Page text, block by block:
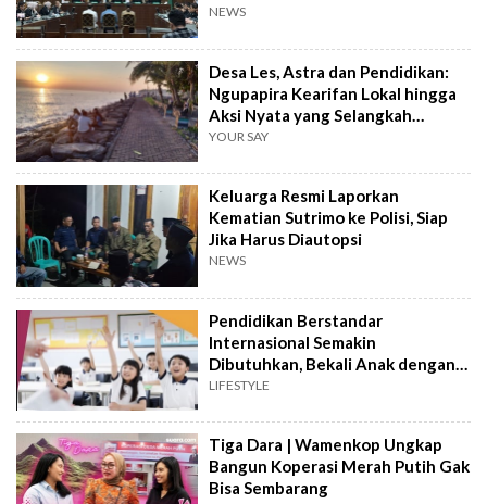
NEWS
Desa Les, Astra dan Pendidikan:
Ngupapira Kearifan Lokal hingga
Aksi Nyata yang Selangkah
Mendahului
YOUR SAY
Keluarga Resmi Laporkan
Kematian Sutrimo ke Polisi, Siap
Jika Harus Diautopsi
NEWS
Pendidikan Berstandar
Internasional Semakin
Dibutuhkan, Bekali Anak dengan
Keterampilan Masa Depan
LIFESTYLE
Tiga Dara | Wamenkop Ungkap
Bangun Koperasi Merah Putih Gak
Bisa Sembarang